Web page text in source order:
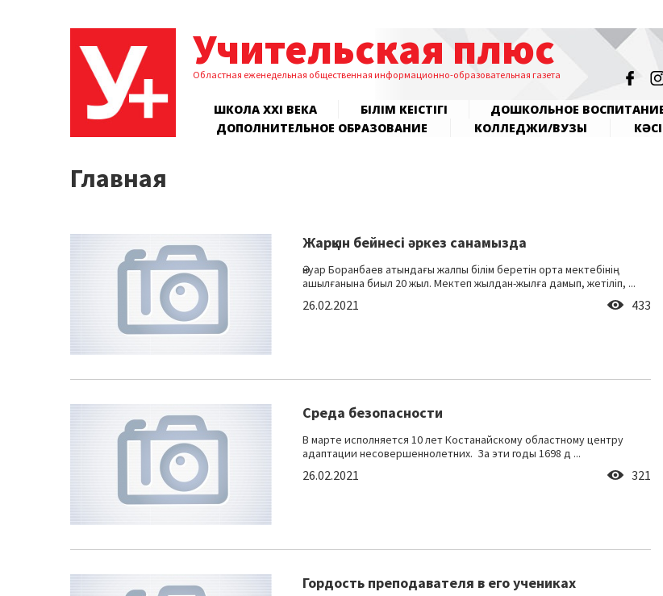
Учительская плюс
Областная еженедельная общественная информационно-образовательная газета
ШКОЛА XXI ВЕКА БІЛІМ КЕҢІСТІГІ ДОШКОЛЬНОЕ
ДОПОЛНИТЕЛЬНОЕ ОБРАЗОВАНИЕ
КОЛЛЕДЖИ/ВУЗЫ
Главная
Жарқын бейнесі әркез санамызда
Әнуар Боранбаев атындағы жалпы білім беретін орта мектебінің
ашылғанына биыл 20 жыл. Мектеп жылдан-жылға дамып, жетіліп, ...
26.02.2021 433
Среда безопасности
В марте исполняется 10 лет Костанайскому областному центру
адаптации несовершеннолетних. За эти годы 1698 д ...
26.02.2021 321
Гордость преподавателя в его учениках